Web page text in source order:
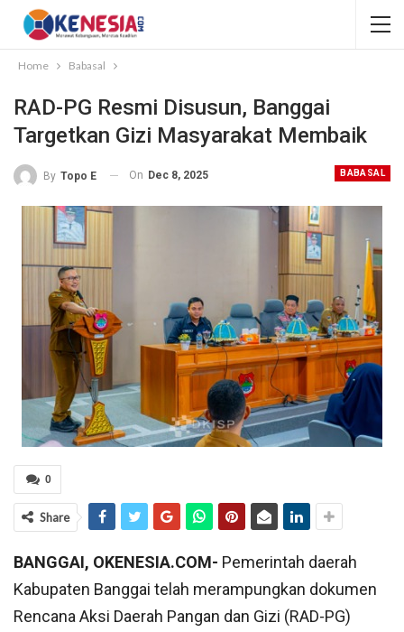
Home Babasal
RAD-PG Resmi Disusun, Banggai
Targetkan Gizi Masyarakat Membaik
BABASAL
By Topo E On Dec 8, 2025
0
Share
BANGGAI, OKENESIA.COM- Pemerintah daerah
Kabupaten Banggai telah merampungkan dokumen
Rencana Aksi Daerah Pangan dan Gizi (RAD-PG)